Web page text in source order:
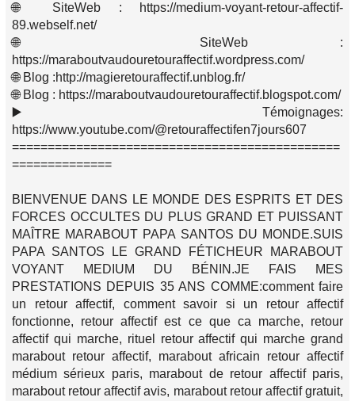
🌐 SiteWeb : https://medium-voyant-retour-affectif-
89.webself.net/
🌐 SiteWeb :
https://maraboutvaudouretouraffectif.wordpress.com/
🌐 Blog :http://magieretouraffectif.unblog.fr/
🌐 Blog : https://maraboutvaudouretouraffectif.blogspot.com/
▶️ Témoignages:
https://www.youtube.com/@retouraffectifen7jours607
==============================================
==============
BIENVENUE DANS LE MONDE DES ESPRITS ET DES
FORCES OCCULTES DU PLUS GRAND ET PUISSANT
MAÎTRE MARABOUT PAPA SANTOS DU MONDE.SUIS
PAPA SANTOS LE GRAND FÉTICHEUR MARABOUT
VOYANT MEDIUM DU BÉNIN.JE FAIS MES
PRESTATIONS DEPUIS 35 ANS COMME:comment faire
un retour affectif, comment savoir si un retour affectif
fonctionne, retour affectif est ce que ca marche, retour
affectif qui marche, rituel retour affectif qui marche grand
marabout retour affectif, marabout africain retour affectif
médium sérieux paris, marabout de retour affectif paris,
marabout retour affectif avis, marabout retour affectif gratuit,